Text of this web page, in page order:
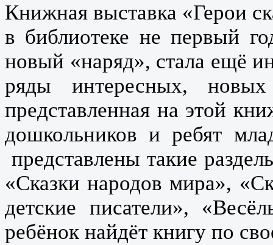
Книжная выставка «Герои
в библиотеке не первый
новый «наряд», стала ещё
ряды интересных,
представленная на этой
дошкольников и ребят
представлены такие
«Сказки народов мира»,
детские писатели»,
ребёнок найдёт книгу по